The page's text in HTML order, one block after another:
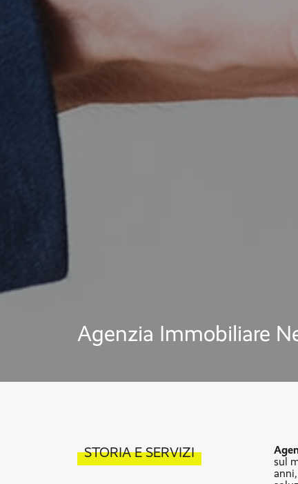
Agenzia Immobiliare
STORIA E SERVIZI
sul